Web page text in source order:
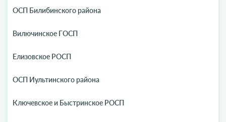
ОСП Билибинского района
Вилючинское ГОСП
Елизовское РОСП
ОСП Иультинского района
Ключевское и Быстринское РОСП